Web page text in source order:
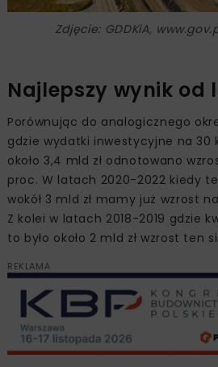
Zdjęcie: GDDKiA,
Najlepszy wynik od
Porównując do analogicznego
gdzie wydatki inwestycyjne na 30
około 3,4 mld zł odnotowano
proc. W latach 2020-2022 kiedy
wokół 3 mld zł mamy już wzrost
Z kolei w latach 2018-2019 gdzie
to było około 2 mld zł wzrost ten
REKLAMA